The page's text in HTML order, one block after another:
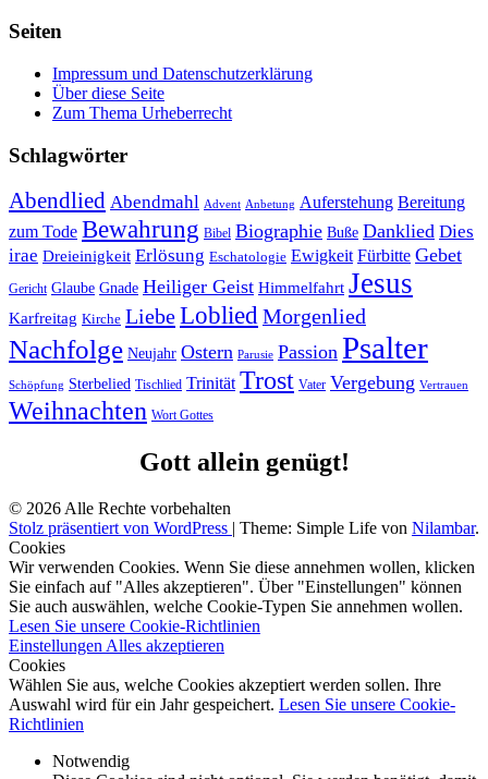
Seiten
Impressum und Datenschutzerklärung
Über diese Seite
Zum Thema Urheberrecht
Schlagwörter
Abendlied Abendmahl Advent Anbetung Auferstehung Bereitung
zum Tode Bewahrung Bibel Biographie Buße Danklied Dies
irae Dreieinigkeit Erlösung Eschatologie Ewigkeit Fürbitte Gebet
Gericht Glaube Gnade Heiliger Geist Himmelfahrt Jesus
Karfreitag Kirche LiebeLobliedMorgenlied
Nachfolge Neujahr Ostern Parusie Passion Psalter
Schöpfung Sterbelied Tischlied Trinität Trost Vater Vergebung Vertrauen
Weihnachten Wort Gottes
Gott allein genügt!
© 2026 Alle Rechte vorbehalten
Stolz präsentiert von WordPress | Theme: Simple Life von Nilambar.
Cookies
Wir verwenden Cookies. Wenn Sie diese annehmen wollen, klicken
Sie einfach auf "Alles akzeptieren". Über "Einstellungen" können
Sie auch auswählen, welche Cookie-Typen Sie annehmen wollen.
Lesen Sie unsere Cookie-Richtlinien
Einstellungen Alles akzeptieren
Cookies
Wählen Sie aus, welche Cookies akzeptiert werden sollen. Ihre
Auswahl wird für ein Jahr gespeichert. Lesen Sie unsere Cookie-
Richtlinien
Notwendig